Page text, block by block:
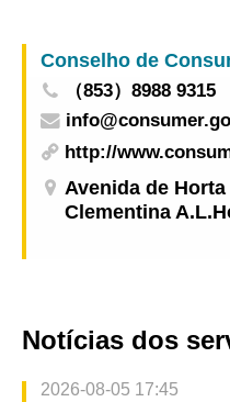
Conselho de
（853）8988 9315
http://
Avenida de
Clementina
Notícias dos
2026-08-05 17:45